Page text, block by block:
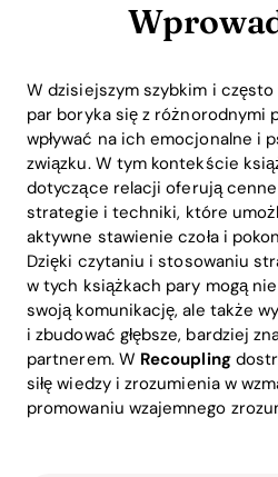
W dzisiejszym szybkim i
par boryka się z różnorodnymi
wpływać na ich emocjonalne i
związku. W tym kontekście
dotyczące relacji oferują
strategie i techniki, które
aktywne stawienie czoła i
Dzięki czytaniu i stosowaniu
w tych książkach pary mogą
swoją komunikację, ale także
i zbudować głębsze, bardziej
partnerem. W Recoupling
siłę wiedzy i zrozumienia w
promowaniu wzajemnego